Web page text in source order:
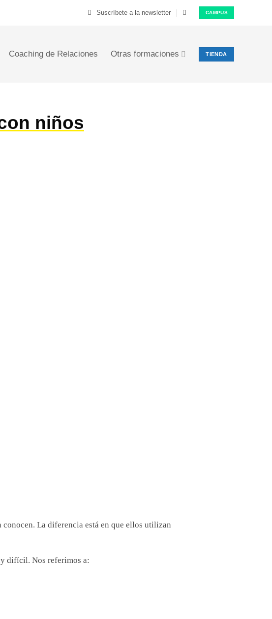
Suscríbete a la newsletter CAMPUS
Coaching de Relaciones Otras formaciones TIENDA
niños
La diferencia está en que ellos utilizan
difícil. Nos referimos a: